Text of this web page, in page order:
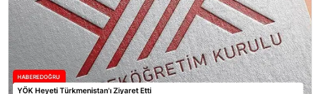
MAGAZİN
SAĞLIK